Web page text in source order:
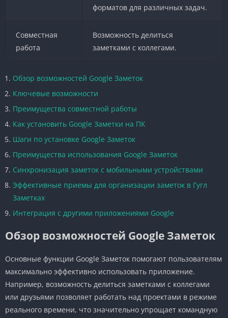
форматов для различных задач.
Совместная
работа
Возможность делиться
заметками с коллегами.
Обзор возможностей Google Заметок
Ключевые возможности
Преимущества совместной работы
Как установить Google Заметки на ПК
Шаги по установке Google Заметок
Преимущества использования Google Заметок
Синхронизация заметок с мобильными устройствами
Эффективные приемы для организации заметок в Гугл
Заметках
Интеграция с другими приложениями Google
Обзор возможностей Google Заметок
Основные функции Google Заметок помогают пользователям
максимально эффективно использовать приложение.
Например, возможность делиться заметками с коллегами
или друзьями позволяет работать над проектами в режиме
реального времени, что значительно упрощает командную